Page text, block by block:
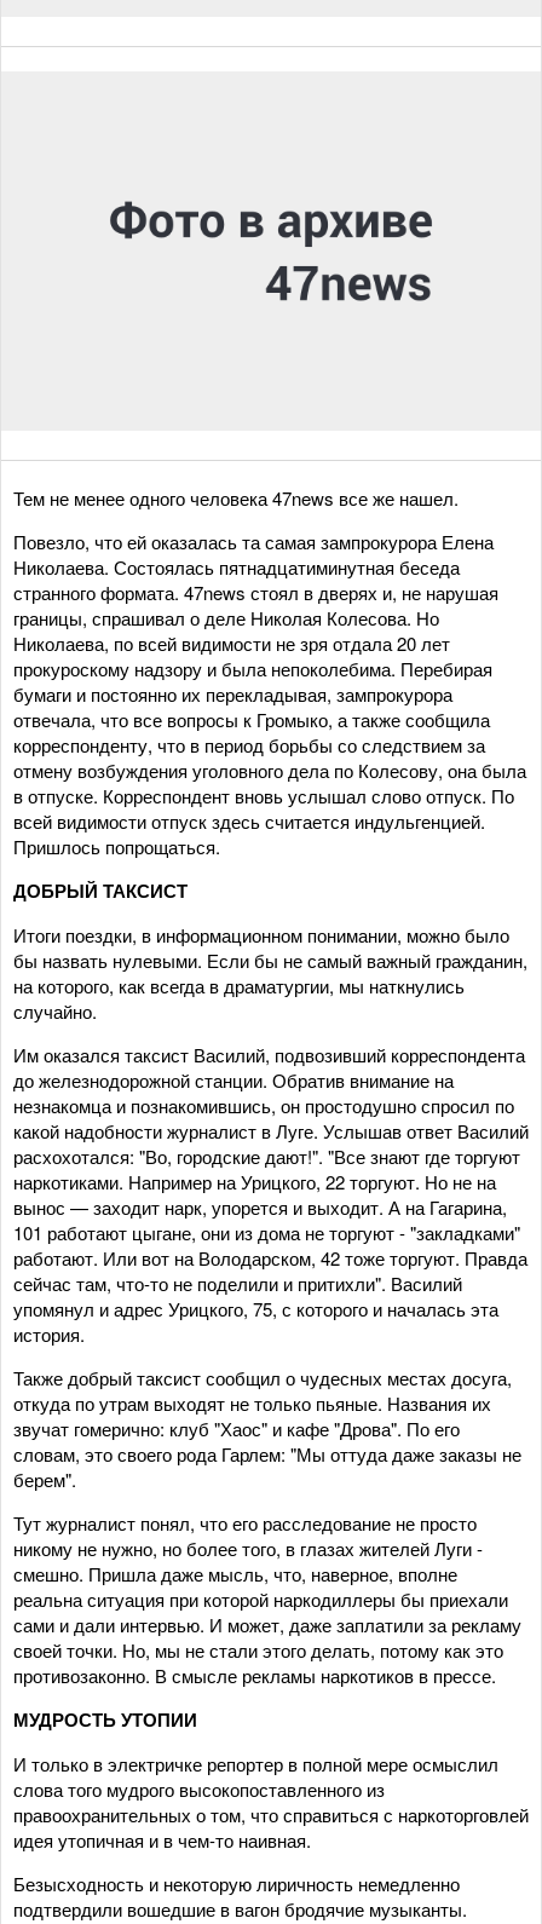
Тем не менее одного человека 47news все же нашел.
Повезло, что ей оказалась та самая зампрокурора Елена
Николаева. Состоялась пятнадцатиминутная беседа
странного формата. 47news стоял в дверях и, не нарушая
границы, спрашивал о деле Николая Колесова. Но
Николаева, по всей видимости не зря отдала 20 лет
прокуроскому надзору и была непоколебима. Перебирая
бумаги и постоянно их перекладывая, зампрокурора
отвечала, что все вопросы к Громыко, а также сообщила
корреспонденту, что в период борьбы со следствием за
отмену возбуждения уголовного дела по Колесову, она была
в отпуске. Корреспондент вновь услышал слово отпуск. По
всей видимости отпуск здесь считается индульгенцией.
Пришлось попрощаться.
ДОБРЫЙ ТАКСИСТ
Итоги поездки, в информационном понимании, можно было
бы назвать нулевыми. Если бы не самый важный гражданин,
на которого, как всегда в драматургии, мы наткнулись
случайно.
Им оказался таксист Василий, подвозивший корреспондента
до железнодорожной станции. Обратив внимание на
незнакомца и познакомившись, он простодушно спросил по
какой надобности журналист в Луге. Услышав ответ Василий
расхохотался: "Во, городские дают!". "Все знают где торгуют
наркотиками. Например на Урицкого, 22 торгуют. Но не на
вынос — заходит нарк, упорется и выходит. А на Гагарина,
101 работают цыгане, они из дома не торгуют - "закладками"
работают. Или вот на Володарском, 42 тоже торгуют. Правда
сейчас там, что-то не поделили и притихли". Василий
упомянул и адрес Урицкого, 75, с которого и началась эта
история.
Также добрый таксист сообщил о чудесных местах досуга,
откуда по утрам выходят не только пьяные. Названия их
звучат гомерично: клуб "Хаос" и кафе "Дрова". По его
словам, это своего рода Гарлем: "Мы оттуда даже заказы не
берем".
Тут журналист понял, что его расследование не просто
никому не нужно, но более того, в глазах жителей Луги -
смешно. Пришла даже мысль, что, наверное, вполне
реальна ситуация при которой наркодиллеры бы приехали
сами и дали интервью. И может, даже заплатили за рекламу
своей точки. Но, мы не стали этого делать, потому как это
противозаконно. В смысле рекламы наркотиков в прессе.
МУДРОСТЬ УТОПИИ
И только в электричке репортер в полной мере осмыслил
слова того мудрого высокопоставленного из
правоохранительных о том, что справиться с наркоторговлей
идея утопичная и в чем-то наивная.
Безысходность и некоторую лиричность немедленно
подтвердили вошедшие в вагон бродячие музыканты.